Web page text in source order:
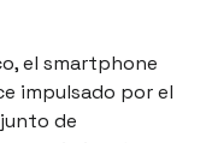
el smartphone
impulsado por el
de